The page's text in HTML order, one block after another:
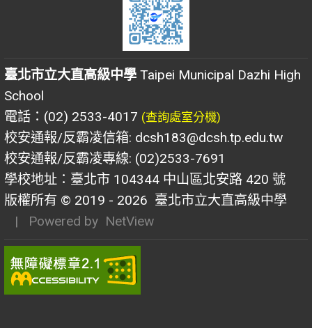
臺北市立大直高級中學 Taipei Municipal Dazhi High
School
電話：(02) 2533-4017 (查詢處室分機)
校安通報/反霸凌信箱: dcsh183@dcsh.tp.edu.tw
校安通報/反霸凌專線: (02)2533-7691
學校地址：臺北市 104344 中山區北安路 420 號
版權所有 © 2019 - 2026 臺北市立大直高級中學
| Powered by NetView